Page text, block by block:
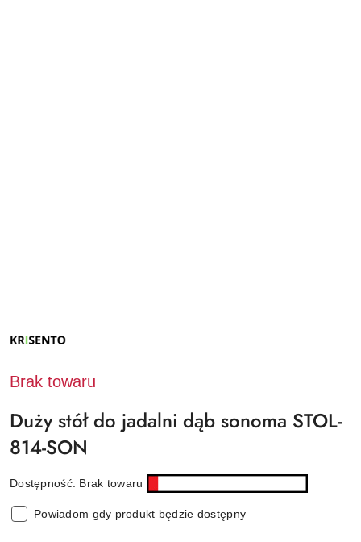
PRODUCENTA:
Brak towaru
Duży stół do jadalni dąb sonoma STOL-
814-SON
Dostępność: Brak towaru
Powiadom gdy produkt będzie dostępny